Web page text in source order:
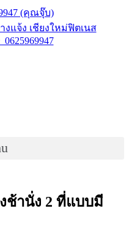
(คุณจุ๊บ)
งแจ้ง เชียงใหม่ฟิตเนส
ช้านั่ง 2 ที่แบบมี